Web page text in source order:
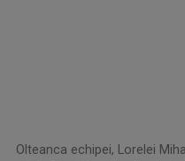
Olteanca echipei, Lorelei